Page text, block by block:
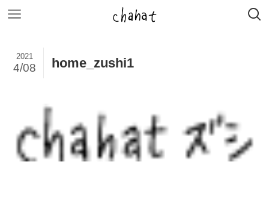
home_zushi1
2021
4/08